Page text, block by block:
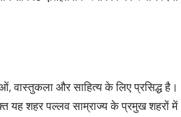
वास्तुकला और साहित्य के लिए प्रसिद्ध है।
यह शहर पल्लव साम्राज्य के प्रमुख शहरों में